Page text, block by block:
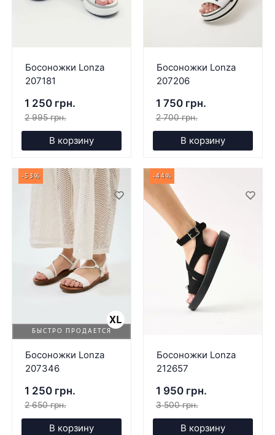
Босоножки Lonza
207181
1 250 грн.
2 995 грн.
В корзину
Босоножки Lonza
207206
1 750 грн.
2 700 грн.
В корзину
БЫСТРО ПРОДАЕТСЯ
-53%
Босоножки Lonza
207346
1 250 грн.
2 650 грн.
В корзину
-44%
Босоножки Lonza
212657
1 950 грн.
3 500 грн.
В корзину